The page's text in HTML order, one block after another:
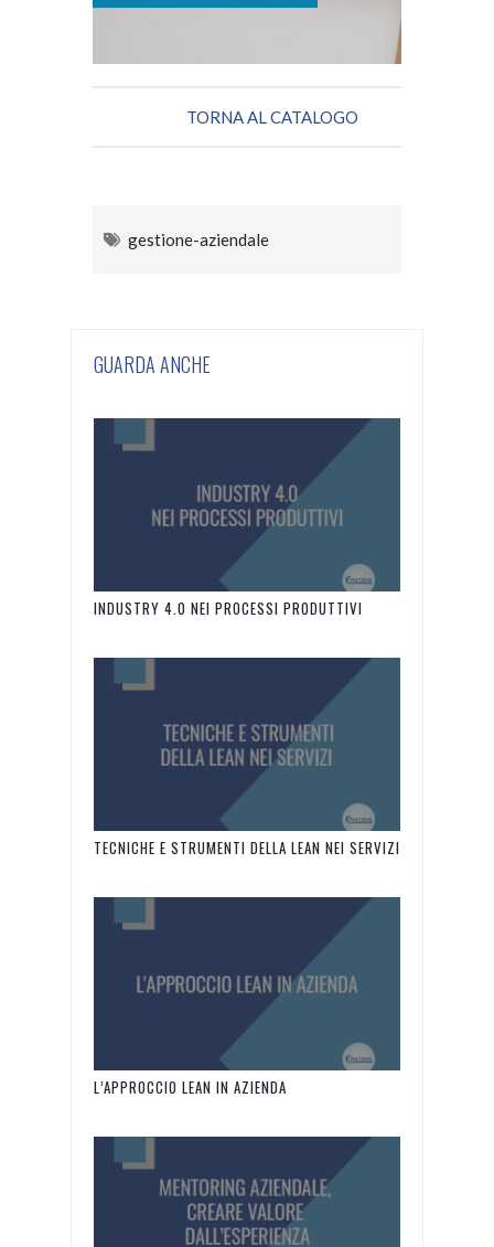
TORNA AL CATALOGO
gestione-aziendale
GUARDA ANCHE
INDUSTRY 4.0 NEI PROCESSI PRODUTTIVI
TECNICHE E STRUMENTI DELLA LEAN NEI SERVIZI
L’APPROCCIO LEAN IN AZIENDA